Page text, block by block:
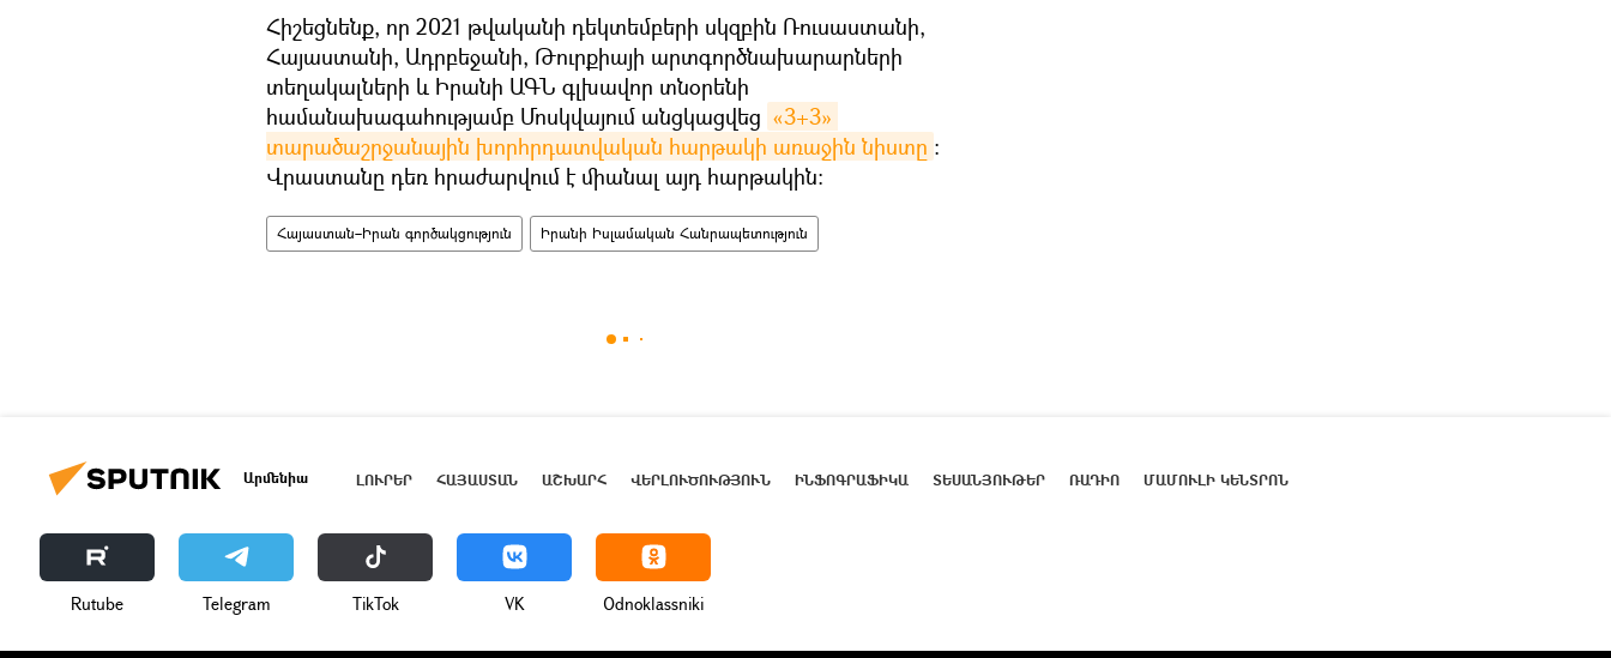
Հիշեցնենք, որ 2021 թվականի դեկտեմբերի սկզբին Ռուսաստանի,
Հայաստանի, Ադրբեջանի, Թուրքիայի արտգործնախարարների
տեղակալների և Իրանի ԱԳՆ գլխավոր տնօրենի
համանախագահությամբ Մոսկվայում անցկացվեց «3+3»
տարածաշրջանային խորհրդատվական հարթակի առաջին նիստը ։
Վրաստանը դեռ հրաժարվում է միանալ այդ հարթակին։
Հայաստան–Իրան գործակցություն Իրանի Իսլամական Հանրապետություն
Արմենիա ԼՈՒՐԵՐ ՀԱՅԱՍՏԱՆ ԱՇԽԱՐՀ ՎԵՐԼՈՒԾՈՒԹՅՈՒՆ ԻՆՖՈԳՐԱՖԻԿԱ ՏԵՍԱՆՅՈՒԹԵՐ ՌԱԴԻՈ ՄԱՄՈՒԼԻ ԿԵՆՏՐՈՆ
Rutube Telegram ТikТоk VK Odnoklassniki